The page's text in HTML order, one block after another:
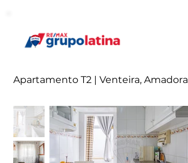
Apartamento T2 | Venteira, Amadora